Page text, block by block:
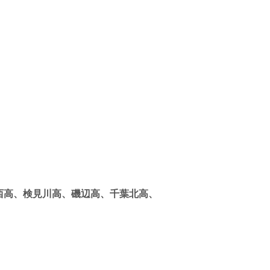
、検見川高、磯辺高、千葉北高、